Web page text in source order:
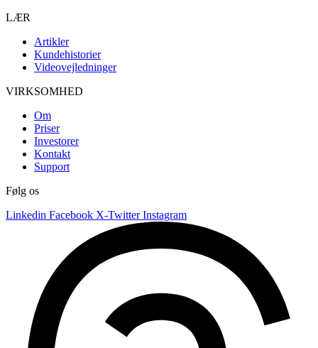
LÆR
Artikler
Kundehistorier
Videovejledninger
VIRKSOMHED
Om
Priser
Investorer
Kontakt
Support
Følg os
Linkedin Facebook X-Twitter Instagram